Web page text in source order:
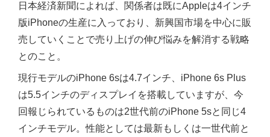
日本経済新聞によれば、関係者は既にAppleは4インチ
版iPhoneの生産に入っており、新興国市場を中心に販
売していくことで売り上げの伸び悩みを解消する戦略
とのこと。
現行モデルのiPhone 6sは4.7インチ、iPhone 6s Plus
は5.5インチのディスプレイを搭載していますが、今
回報じられているものは2世代前のiPhone 5sと同じ4
インチモデル。性能としては最新もしくは一世代前と